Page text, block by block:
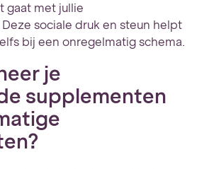
gaat met jullie
sociale druk en steun helpt
bij een onregelmatig schema.
je
supplementen